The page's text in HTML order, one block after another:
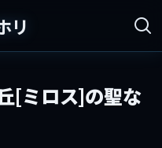
リ
[ミロス]の聖な